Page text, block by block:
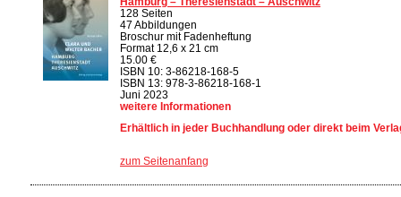
128 Seiten
47 Abbildungen
Broschur mit Fadenheftung
Format 12,6 x 21 cm
15.00 €
ISBN 10: 3-86218-168-5
ISBN 13: 978-3-86218-168-1
Juni 2023
weitere Informationen
Erhältlich in jeder Buchhandlung oder direkt beim
zum Seitenanfang